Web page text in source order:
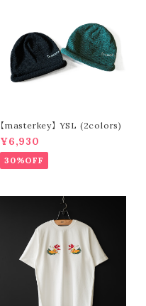
【masterkey】 YSL (2colors)
¥6,930
30%OFF